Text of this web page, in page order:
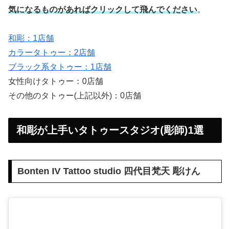
気になるものがあればクリックして飛んでください。
和彫：1店舗
カラータトゥー：2店舗
ブラック系タトゥー：1店舗
女性向けタトゥー：0店舗
その他のタトゥー(上記以外)：0店舗
和彫が上手いタトゥースタジオ(彫師)1選
Bonten IV Tattoo studio 四代目梵天 彫けん